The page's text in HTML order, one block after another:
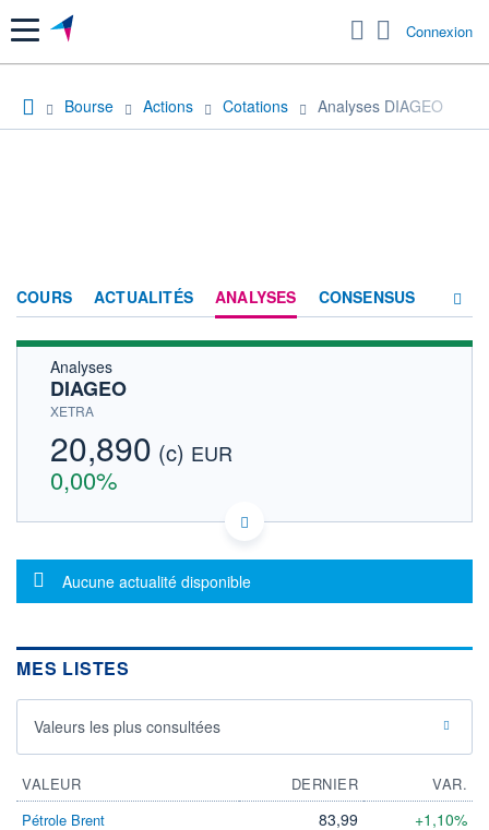
Menu Connexion
Bourse Actions Cotations Analyses DIAGEO
COURS ACTUALITÉS ANALYSES CONSENSUS
Analyses
DIAGEO
XETRA
20,890 (c) EUR
0,00%
GB0002374006 GUI
Politique d'exécution
Cotation sur les autres places
0,000 20,890
+ HAUT
VOLUME
46 514 MEUR 07.08.26 / 17:35:54
LIMITE À LA LIMITE À LA
Message d'information
Aucune actualité disponible
MES LISTES
Valeurs les plus consultées
VALEUR DERNIER
VAR.
Pétrole Brent
83,99 +1,10%